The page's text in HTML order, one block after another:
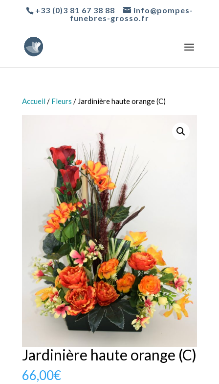
+33 (0)3 81 67 38 88
info@pompes-
funebres-grosso.fr
Accueil/ Fleurs / Jardinière haute orange (C)
Jardinière haute orange (C)
66,00€